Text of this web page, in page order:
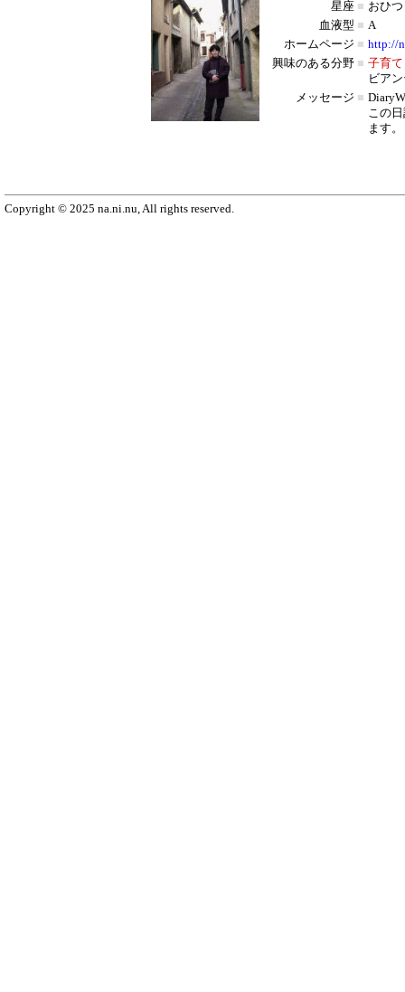
星座 ■ おひ
血液型 ■ A
ホームページ ■ http://
興味のある分野 ■ 子育て
ビア
メッセージ ■
この
ます。
Copyright © 2025 na.ni.nu, All rights reserved.